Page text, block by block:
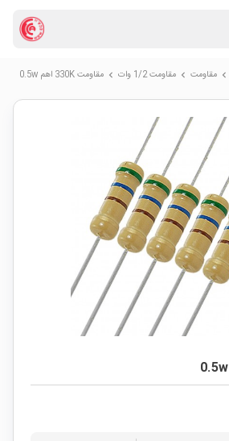
chevron_right مقاومت chevron_right مقاومت 1/2 وات chevron_right مقاومت 330K اهم 0.5w